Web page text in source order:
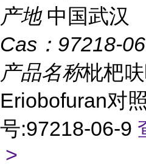
产地 中国武汉
Cas： 97218-
产品名称枇杷
Eriobofuran对
号:97218-06-9
>